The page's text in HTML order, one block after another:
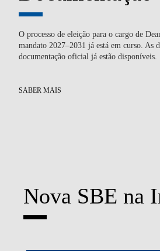
O processo de eleição para o cargo de
mandato 2027–2031 já está em curso. As
documentação oficial já estão disponíveis.
SABER MAIS
Nova SBE na